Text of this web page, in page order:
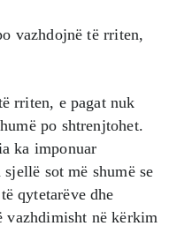
vazhdojnë të rriten,
rriten, e pagat nuk
po shtrenjtohet.
ka imponuar
sot më shumë se
qytetarëve dhe
vazhdimisht në kërkim